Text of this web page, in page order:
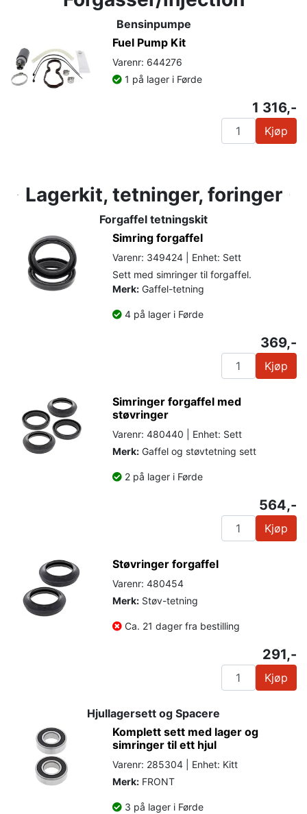
Bensinpumpe
Fuel Pump Kit
Varenr: 644276
1 på lager i Førde
1 316,-
Kjøp
Lagerkit, tetninger, foringer
Forgaffel tetningskit
Simring forgaffel
Varenr: 349424 | Enhet: Sett
Sett med simringer til forgaffel.
Merk: Gaffel-tetning
4 på lager i Førde
369,-
Kjøp
Simringer forgaffel med
støvringer
Varenr: 480440 | Enhet: Sett
Merk: Gaffel og støvtetning sett
2 på lager i Førde
564,-
Kjøp
Støvringer forgaffel
Varenr: 480454
Merk: Støv-tetning
Ca. 21 dager fra bestilling
291,-
Kjøp
Hjullagersett og Spacere
Komplett sett med lager og
simringer til ett hjul
Varenr: 285304 | Enhet: Kitt
Merk: FRONT
3 på lager i Førde